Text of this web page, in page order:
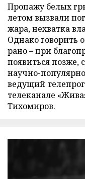
Пропажу белых
летом вызвали
жара, нехватка
Однако говорить
рано – при
появиться позже,
научно-
ведущий
телеканале
Тихомиров.